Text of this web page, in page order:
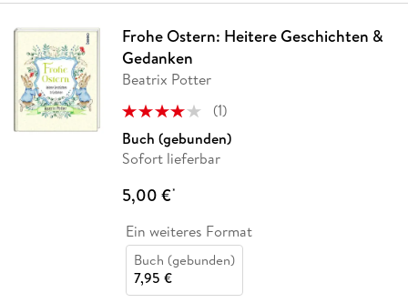
Frohe Ostern: Heitere Geschichten &
Gedanken
Beatrix Potter
(1)
Buch (gebunden)
Sofort lieferbar
5,00 €*
Ein weiteres Format
Buch (gebunden)
7,95 €